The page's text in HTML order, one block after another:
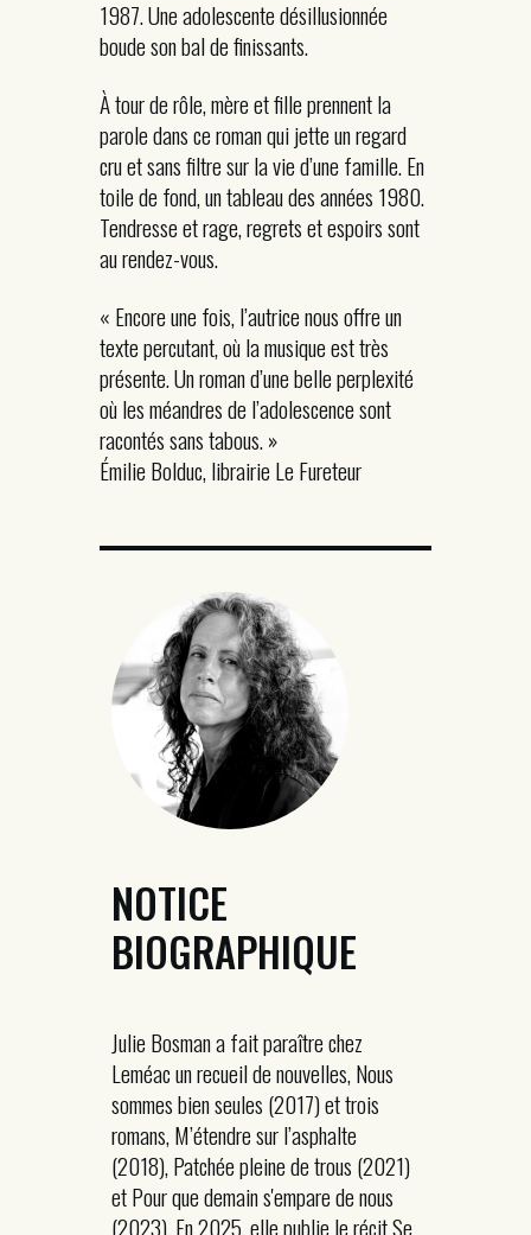
1987. Une adolescente désillusionnée
boude son bal de finissants.
À tour de rôle, mère et fille prennent la
parole dans ce roman qui jette un regard
cru et sans filtre sur la vie d’une famille. En
toile de fond, un tableau des années 1980.
Tendresse et rage, regrets et espoirs sont
au rendez-vous.
« Encore une fois, l’autrice nous offre un
texte percutant, où la musique est très
présente. Un roman d’une belle perplexité
où les méandres de l’adolescence sont
racontés sans tabous. »
Émilie Bolduc, librairie Le Fureteur
NOTICE
BIOGRAPHIQUE
Julie Bosman a fait paraître chez
Leméac un recueil de nouvelles, Nous
sommes bien seules (2017) et trois
romans, M’étendre sur l’asphalte
(2018), Patchée pleine de trous (2021)
et Pour que demain s'empare de nous
(2023). En 2025, elle publie le récit Se